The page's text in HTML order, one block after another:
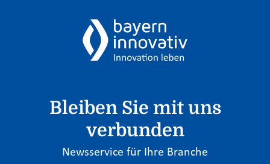
Bleiben Sie mit uns
verbunden
Newsservice für Ihre Branche